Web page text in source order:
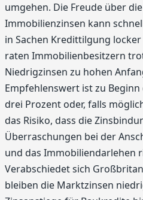
umgehen. Die Freude über
Immobilienzinsen kann
in Sachen Kredittilgung
raten Immobilienbesitzern
Niedrigzinsen zu hohen
Empfehlenswert ist zu
drei Prozent oder, falls
das Risiko, dass die
Überraschungen bei der
und das Immobiliendarlehen
Verabschiedet sich
bleiben die Marktzinsen